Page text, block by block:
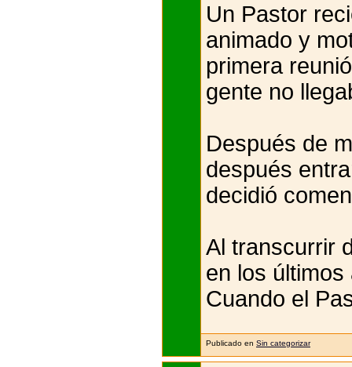
Un Pastor
animado y
primera
gente no
Después de
después
decidió
Al transcurrir
en los
Cuando el
Publicado en Sin categorizar